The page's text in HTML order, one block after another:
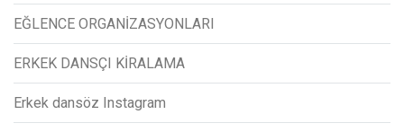
EĞLENCE ORGANİZASYONLARI
ERKEK DANSÇI KİRALAMA
Erkek dansöz Instagram